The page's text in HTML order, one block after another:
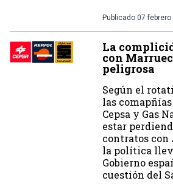
Publicado 07 febrero
La
con
peligrosa
Según el
las
Cepsa y Gas
estar
contratos con
la política
Gobierno
cuestión del